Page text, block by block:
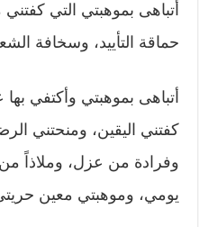
أتباهى بموهبتي التي
حماقة التأييد، وسخافة
أتباهى بموهبتي وأكتفي
كفتني اليقين، ومنحتني
وفرادة من عزل، وملاذاً
يومي، وموهبتي معين